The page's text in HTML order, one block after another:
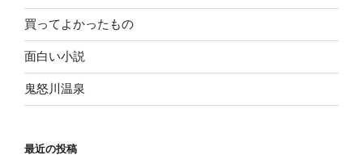
買ってよかったもの
面白い小説
鬼怒川温泉
最近の投稿